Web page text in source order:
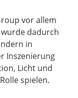
vor allem
dadurch
in
Inszenierung
Licht und
spielen.